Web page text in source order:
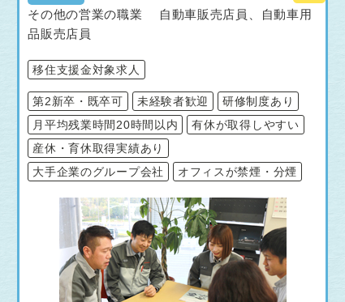
その他の営業の職業 自動車販売店員、自動車用
品販売店員
移住支援金対象求人
第2新卒・既卒可 未経験者歓迎
研修制度あり
月平均残業時間20時間以内
有休が取得しやすい
産休・育休取得実績あり
大手企業のグループ会社
オフィスが禁煙・分煙